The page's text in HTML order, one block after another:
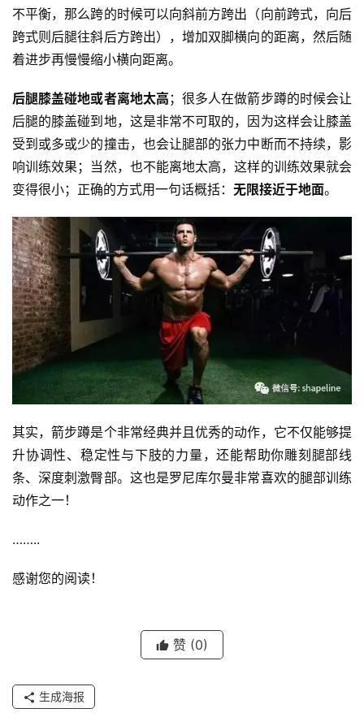
不平衡，那么跨的时候可以向斜前方跨出（向前跨式，向后
跨式则后腿往斜后方跨出），增加双脚横向的距离，然后随
着进步再慢慢缩小横向距离。
后腿膝盖碰地或者离地太高 ；很多人在做箭步蹲的时候会让
后腿的膝盖碰到地，这是非常不可取的，因为这样会让膝盖
受到或多或少的撞击，也会让腿部的张力中断而不持续，影
响训练效果；当然，也不能离地太高，这样的训练效果就会
变得很小；正确的方式用一句话概括： 无限接近于地面。
其实，箭步蹲是个非常经典并且优秀的动作，它不仅能够提
升协调性、稳定性与下肢的力量，还能帮助你雕刻腿部线
条、深度刺激臀部。这也是罗尼库尔曼非常喜欢的腿部训练
动作之一！
……..
感谢您的阅读！
赞 (0)
生成海报